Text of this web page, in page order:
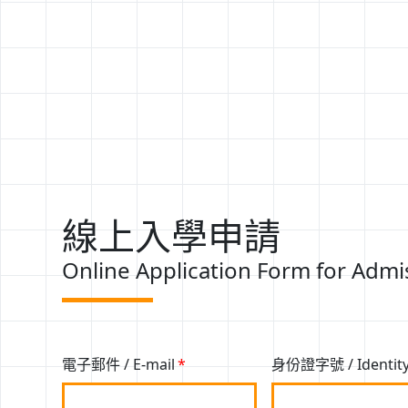
線上入學申請
Online Application Form for
電子郵件 / E-mail 身份證字號 /